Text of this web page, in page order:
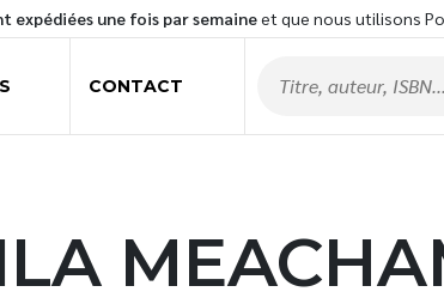
expédiées une fois par semaineet que nous utilisons
CONTACT